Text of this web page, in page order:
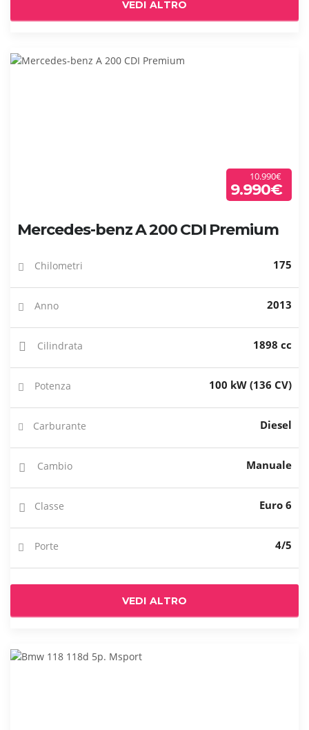
VEDI ALTRO
10.990€
9.990€
Mercedes-benz A 200 CDI Premium
Chilometri 175
Anno 2013
Cilindrata 1898 cc
Potenza 100 kW (136 CV)
Carburante Diesel
Cambio Manuale
Classe Euro 6
Porte 4/5
VEDI ALTRO